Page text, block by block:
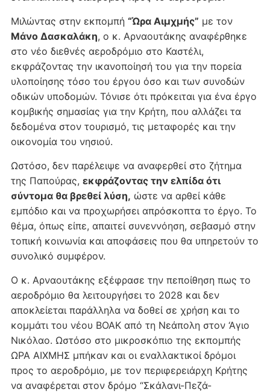
Μιλώντας στην εκπομπή “Ώρα Αιμχμής” με τον
Μάνο Δασκαλάκη, o κ. Αρναουτάκης αναφέρθηκε
στο νέο διεθνές αεροδρόμιο στο Καστέλι,
εκφράζοντας την ικανοποίησή του για την πορεία
υλοποίησης τόσο του έργου όσο και των συνοδών
οδικών υποδομών. Τόνισε ότι πρόκειται για ένα έργο
κομβικής σημασίας για την Κρήτη, που αλλάζει τα
δεδομένα στον τουρισμό, τις μεταφορές και την
οικονομία του νησιού.
Ωστόσο, δεν παρέλειψε να αναφερθεί στο ζήτημα
της Παπούρας, εκφράζοντας την ελπίδα ότι
σύντομα θα βρεθεί λύση, ώστε να αρθεί κάθε
εμπόδιο και να προχωρήσει απρόσκοπτα το έργο. Το
θέμα, όπως είπε, απαιτεί συνεννόηση, σεβασμό στην
τοπική κοινωνία και αποφάσεις που θα υπηρετούν το
συνολικό συμφέρον.
Ο κ. Αρναουτάκης εξέφρασε την πεποίθηση πως το
αεροδρόμιο θα λειτουργήσει το 2028 και δεν
αποκλείεται παράλληλα να δοθεί σε χρήση και το
κομμάτι του νέου ΒΟΑΚ από τη Νεάπολη στον ‘Αγιο
Νικόλαο. Ωστόσο στο μικροσκόπιο της εκπομπής
ΩΡΑ ΑΙΧΜΗΣ μπήκαν και οι εναλλακτικοί δρόμοι
προς το αεροδρόμιο, με τον περιφερειάρχη Κρήτης
να αναφέρεται στον δρόμο “Σκάλανι-Πεζά-